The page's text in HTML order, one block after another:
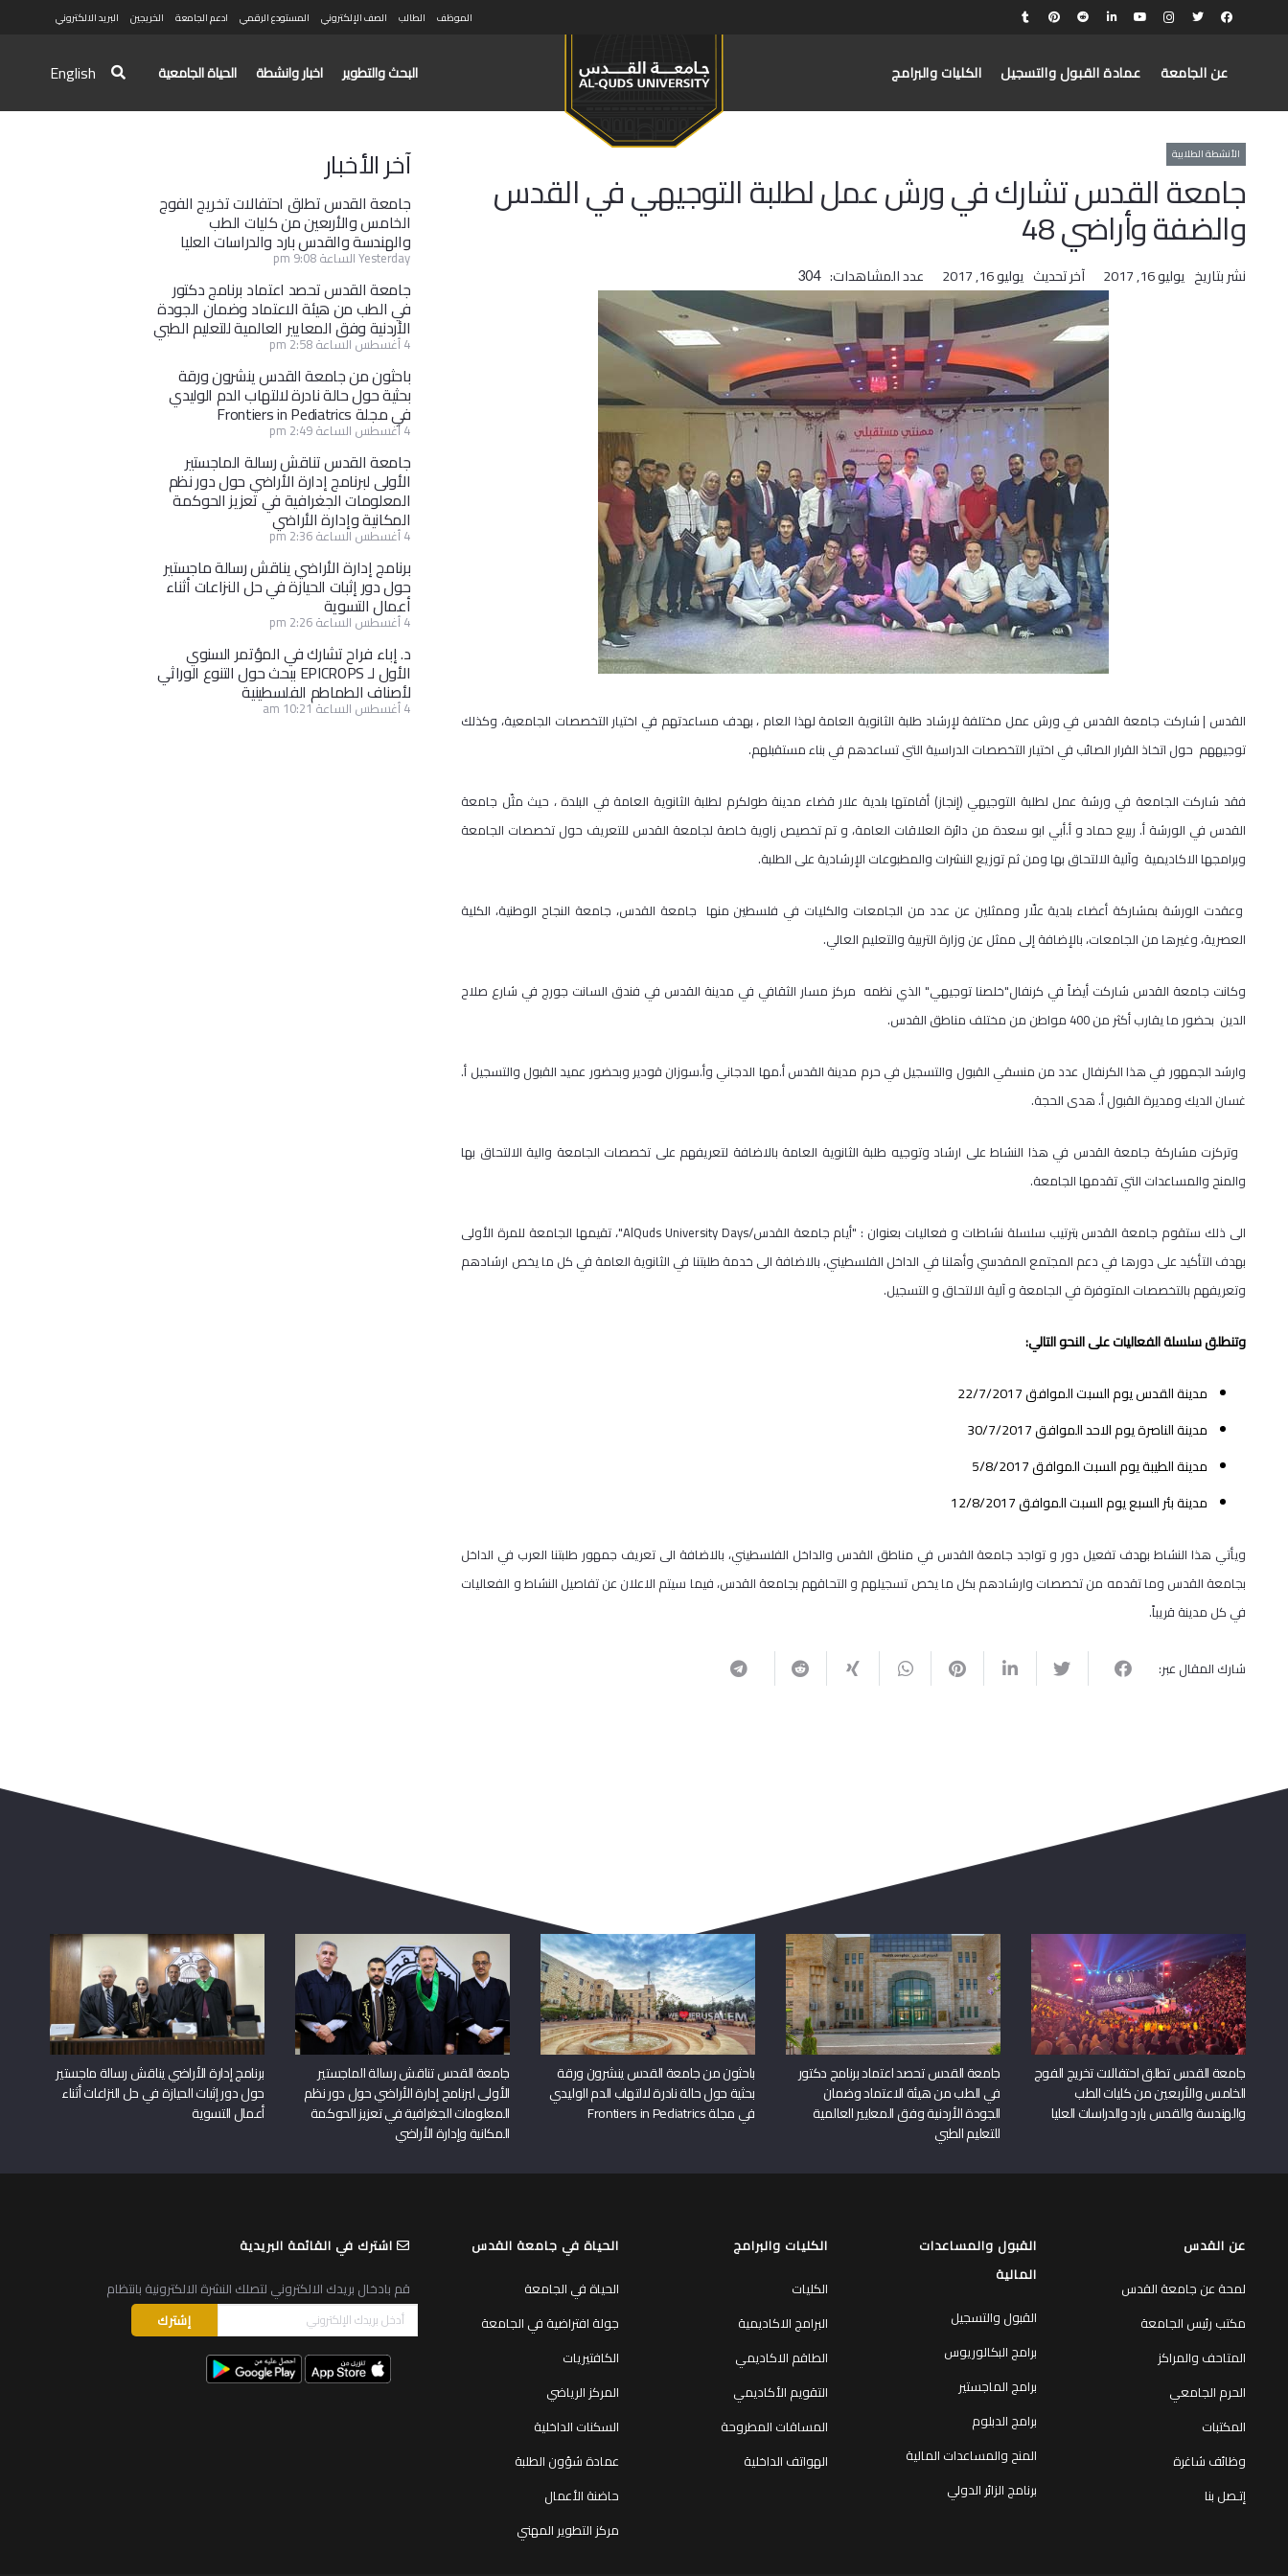
الموظف الطالب الصف الإلكتروني المستودع الرقمي ادعم الجامعة الخريجين البريد الالكتروني
عن الجامعة عمادة القبول والتسجيل الكليات والبرامج البحث والتطوير اخبار وانشطة الحياة الجامعية English
الأنشطة الطلابية
جامعة القدس تشارك في ورش عمل لطلبة التوجيهي في القدس
والضفة وأراضي 48
نشر بتاريخ يوليو 16, 2017 آخر تحديث يوليو 16, 2017 عدد المشاهدات: 304
القدس | شاركت جامعة القدس في ورش عمل مختلفة لإرشاد طلبة الثانوية العامة لهذا العام ، بهدف مساعدتهم في اختيار التخصصات الجامعية، وكذلك
توجيههم حول اتخاذ القرار الصائب في اختيار التخصصات الدراسية التي تساعدهم في بناء مستقبلهم.
فقد شاركت الجامعة في ورشة عمل لطلبة التوجيهي (إنجاز) أقامتها بلدية علار قضاء مدينة طولكرم لطلبة الثانوية العامة في البلدة ، حيث مثّل جامعة
القدس في الورشة أ. ربيع حماد و أ.أبي ابو سعدة من دائرة العلاقات العامة، و تم تخصيص زاوية خاصة لجامعة القدس للتعريف حول تخصصات الجامعة
وبرامجها الاكاديمية وآلية الالتحاق بها ومن ثم توزيع النشرات والمطبوعات الإرشادية على الطلبة.
وعقدت الورشة بمشاركة أعضاء بلدية علّار وممثلين عن عدد من الجامعات والكليات في فلسطين منها جامعة القدس، جامعة النجاح الوطنية، الكلية
العصرية، وغيرها من الجامعات، بالإضافة إلى ممثل عن وزارة التربية والتعليم العالي.
وكانت جامعة القدس شاركت أيضاً في كرنفال"خلصنا توجيهي" الذي نظمه مركز مسار الثقافي في مدينة القدس في فندق السانت جورج في شارع صلاح
الدين بحضور ما يقارب أكثر من 400 مواطن من مختلف مناطق القدس.
وارشد الجمهور في هذا الكرنفال عدد من منسقي القبول والتسجيل في حرم مدينة القدس أ.مها الدجاني وأ.سوزان قودير وبحضور عميد القبول والتسجيل أ.
غسان الديك ومديرة القبول أ. هدى الحجة.
وتركزت مشاركة جامعة القدس في هذا النشاط على ارشاد وتوجيه طلبة الثانوية العامة بالاضافة لتعريفهم على تخصصات الجامعة والية الالتحاق بها
والمنح والمساعدات التي تقدمها الجامعة.
الى ذلك ستقوم جامعة القدس بترتيب سلسلة نشاطات و فعاليات بعنوان : "أيام جامعة القدس/AlQuds University Days"، تقيمها الجامعة للمرة الأولى
بهدف التأكيد على دورها في دعم المجتمع المقدسي وأهلنا في الداخل الفلسطيني، بالاضافة الى خدمة طلبتنا في الثانوية العامة في كل ما يخص ارشادهم
وتعريفهم بالتخصصات المتوفرة في الجامعة و آلية الالتحاق و التسجيل.
وتنطلق سلسلة الفعاليات على النحو التالي:
مدينة القدس يوم السبت الموافق 22/7/2017
مدينة الناصرة يوم الاحد الموافق 30/7/2017
مدينة الطيبة يوم السبت الموافق 5/8/2017
مدينة بئر السبع يوم السبت الموافق 12/8/2017
ويأتي هذا النشاط بهدف تفعيل دور و تواجد جامعة القدس في مناطق القدس والداخل الفلسطيني، بالاضافة الى تعريف جمهور طلبتنا العرب في الداخل
بجامعة القدس وما تقدمه من تخصصات وارشادهم بكل ما يخص تسجيلهم و التحاقهم بجامعة القدس، فيما سيتم الاعلان عن تفاصيل النشاط و الفعاليات
في كل مدينة قريباً.
شارك المقال عبر:
آخر الأخبار
جامعة القدس تطلق احتفالات تخريج الفوج
الخامس والأربعين من كليات الطب
والهندسة والقدس بارد والدراسات العليا
Yesterday الساعة 9:08 pm
جامعة القدس تحصد اعتماد برنامج دكتور
في الطب من هيئة الاعتماد وضمان الجودة
الأردنية وفق المعايير العالمية للتعليم الطبي
4 أغسطس الساعة 2:58 pm
باحثون من جامعة القدس ينشرون ورقة
بحثية حول حالة نادرة لالتهاب الدم الوليدي
في مجلة Frontiers in Pediatrics
4 أغسطس الساعة 2:49 pm
جامعة القدس تناقش رسالة الماجستير
الأولى لبرنامج إدارة الأراضي حول دور نظم
المعلومات الجغرافية في تعزيز الحوكمة
المكانية وإدارة الأراضي
4 أغسطس الساعة 2:36 pm
برنامج إدارة الأراضي يناقش رسالة ماجستير
حول دور إثبات الحيازة في حل النزاعات أثناء
أعمال التسوية
4 أغسطس الساعة 2:26 pm
د. إباء فراح تشارك في المؤتمر السنوي
الأول لـ EPICROPS ببحث حول التنوع الوراثي
لأصناف الطماطم الفلسطينية
4 أغسطس الساعة 10:21 am
جامعة القدس تطلق احتفالات تخريج الفوج
الخامس والأربعين من كليات الطب
والهندسة والقدس بارد والدراسات العليا
جامعة القدس تحصد اعتماد برنامج دكتور
في الطب من هيئة الاعتماد وضمان
الجودة الأردنية وفق المعايير العالمية
للتعليم الطبي
باحثون من جامعة القدس ينشرون ورقة
بحثية حول حالة نادرة لالتهاب الدم الوليدي
في مجلة Frontiers in Pediatrics
جامعة القدس تناقش رسالة الماجستير
الأولى لبرنامج إدارة الأراضي حول دور نظم
المعلومات الجغرافية في تعزيز الحوكمة
المكانية وإدارة الأراضي
برنامج إدارة الأراضي يناقش رسالة ماجستير
حول دور إثبات الحيازة في حل النزاعات أثناء
أعمال التسوية
عن القدس
لمحة عن جامعة القدس
مكتب رئيس الجامعة
المتاحف والمراكز
الحرم الجامعي
المكتبات
وظائف شاغرة
إتـصل بنا
القبول والمساعدات
المالية
القبول والتسجيل
برامج البكالوريوس
برامج الماجستير
برامج الدبلوم
المنح والمساعدات المالية
برنامج الزائر الدولي
الكليات والبرامج
الكليات
البرامج الاكاديمية
الطاقم الاكاديمي
التقويم الأكاديمي
المساقات المطروحة
الهواتف الداخلية
الحياة في جامعة القدس
الحياة في الجامعة
جولة افتراضية في الجامعة
الكافتيريات
المركز الرياضي
السكنات الداخلية
عمادة شؤون الطلبة
حاضنة الأعمال
مركز التطوير المهني
اشترك في القائمة البريدية
قم بادخال بريدك الالكتروني لتصلك النشرة الالكترونية بانتظام